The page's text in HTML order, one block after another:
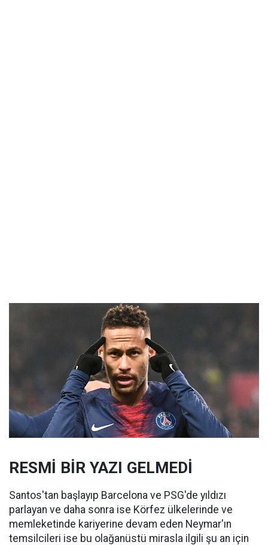
RESMİ BİR YAZI GELMEDİ
Santos'tan başlayıp Barcelona ve PSG'de yıldızı
parlayan ve daha sonra ise Körfez ülkelerinde ve
memleketinde kariyerine devam eden Neymar'ın
temsilcileri ise bu olağanüstü mirasla ilgili şu an için